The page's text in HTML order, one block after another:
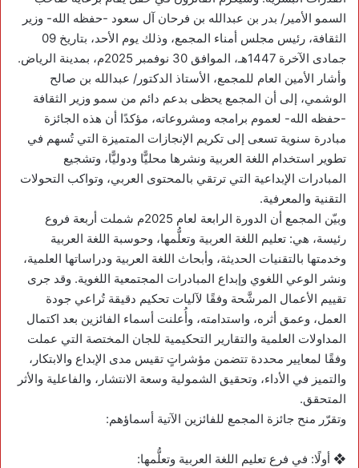
السمو الأمير/ بدر بن عبدالله بن فرحان آل سعود -حفظه الله- وزير
الثقافة، رئيس مجلس أمناء المجمع، وذلك يوم الأحد، بتاريخ 09
جمادى الآخرة 1447هـ، الموافق 30 نوفمبر 2025م، بمدينة الرياض.
وأشار الأمين العام للمجمع، الأستاذ الدكتور/ عبدالله بن صالح
الوشمي، إلى أن المجمع يحظى بدعم دائم من سمو وزير الثقافة
-حفظه الله- لعموم برامجه ومشروعاته، مؤكدًا أن هذه الجائزة
مبادرة سنوية تسعى إلى تكريم الإنجازات المتميزة التي تُسهم في
تطوير استخدام اللغة العربية ونشرها محليًّا ودوليًّا، وتشجيع
المبادرات الإبداعية التي ترتقي بالمحتوى العربي، وتواكب التحولات
التقنية والمعرفية.
وبيّن المجمع أن الدورة الرابعة لعام 2025م شملت أربعة فروع
رئيسة، هي: تعليم اللغة العربية وتعلُّمها، وحوسبة اللغة العربية
وخدمتها بالتقنيات الحديثة، وأبحاث اللغة العربية ودراساتها العلمية،
ونشر الوعي اللغوي وإبداع المبادرات المجتمعية اللغوية. وقد جرى
تقييم الأعمال المرشَّحة وفقًا لآليات تحكيم دقيقة تُراعي جودة
العمل، وعمق أثره، واستدامته، وأُعلنت أسماء الفائزين بعد اكتمال
المداولات العلمية والتقارير التحكيمية للجان المختصة التي عملت
وفقًا لمعايير محددة تتضمن مؤشراتٍ تقيس مدى الإبداع والابتكار،
والتميز في الأداء، وتحقيق الشمولية وسعة الانتشار، والفاعلية والأثر
المتحقق.
وتقرّر منح جائزة المجمع للفائزين الآتية أسماؤهم:
❖ أولًا: في فرع تعليم اللغة العربية وتعلُّمها: